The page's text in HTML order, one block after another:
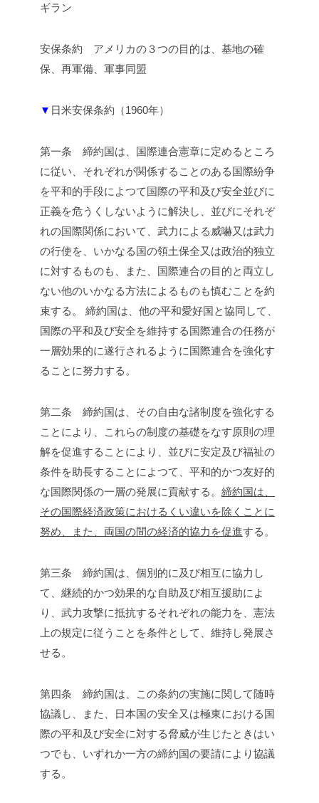
ギラン
安保条約 アメリカの３つの目的は、基地の確
保、再軍備、軍事同盟
▼ 日米安保条約（1960年）
第一条 締約国は、国際連合憲章に定めるところ
に従い、それぞれが関係することのある国際紛争
を平和的手段によつて国際の平和及び安全並びに
正義を危うくしないように解決し、並びにそれぞ
れの国際関係において、武力による威嚇又は武力
の行使を、いかなる国の領土保全又は政治的独立
に対するものも、また、国際連合の目的と両立し
ない他のいかなる方法によるものも慎むことを約
束する。
締約国は、他の平和愛好国と協同して、
国際の平和及び安全を維持する国際連合の任務が
一層効果的に遂行されるように国際連合を強化す
ることに努力する。
第二条 締約国は、その自由な諸制度を強化する
ことにより、これらの制度の基礎をなす原則の理
解を促進することにより、並びに安定及び福祉の
条件を助長することによつて、平和的かつ友好的
な国際関係の一層の発展に貢献する。 締約国は、
その国際経済政策におけるくい違いを除くことに
努め、また、両国の間の経済的協力を促進する。
第三条 締約国は、個別的に及び相互に協力し
て、継続的かつ効果的な自助及び相互援助によ
り、武力攻撃に抵抗するそれぞれの能力を、憲法
上の規定に従うことを条件として、維持し発展さ
せる。
第四条 締約国は、この条約の実施に関して随時
協議し、また、日本国の安全又は極東における国
際の平和及び安全に対する脅威が生じたときはい
つでも、いずれか一方の締約国の要請により協議
する。